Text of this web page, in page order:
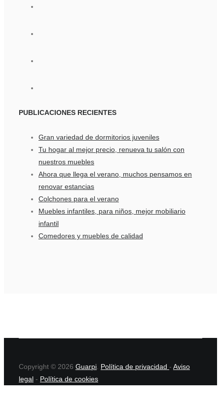
PUBLICACIONES RECIENTES
Gran variedad de dormitorios juveniles
Tu hogar al mejor precio, renueva tu salón con
nuestros muebles
Ahora que llega el verano, muchos pensamos en
renovar estancias
Colchones para el verano
Muebles infantiles, para niños, mejor mobiliario
infantil
Comedores y muebles de calidad
Copyright © 2026 Guarpi Política de privacidad - Aviso
legal - Política de cookies